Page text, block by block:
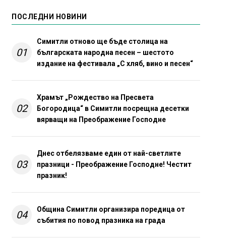
ПОСЛЕДНИ НОВИНИ
01
Симитли отново ще бъде столица на
българската народна песен – шестото
издание на фестивала „С хляб, вино и песен“
02
Храмът „Рождество на Пресвета
Богородица“ в Симитли посрещна десетки
вярващи на Преображение Господне
03
Днес отбелязваме един от най-светлите
празници - Преображение Господне! Честит
празник!
04
Община Симитли организира поредица от
събития по повод празника на града